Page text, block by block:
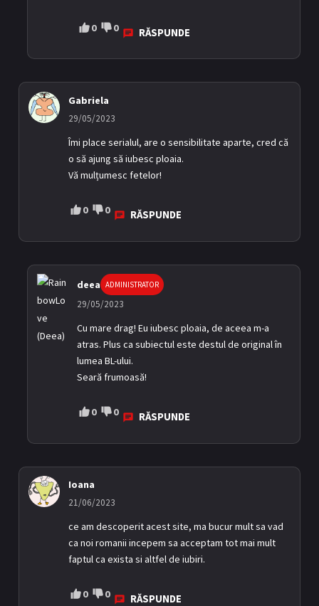
0 0 RĂSPUNDE
Gabriela
29/05/2023
Îmi place serialul, are o sensibilitate aparte, cred că
o să ajung să iubesc ploaia.
Vă mulțumesc fetelor!
0 0 RĂSPUNDE
deea ADMINISTRATOR
29/05/2023
Cu mare drag! Eu iubesc ploaia, de aceea m-a
atras. Plus ca subiectul este destul de original în
lumea BL-ului.
Seară frumoasă!
0 0 RĂSPUNDE
Ioana
21/06/2023
ce am descoperit acest site, ma bucur mult sa vad
ca noi romanii incepem sa acceptam tot mai mult
faptul ca exista si altfel de iubiri.
0 0 RĂSPUNDE